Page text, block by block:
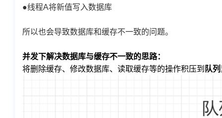
●线程A将新值写入数据库
所以也会导致数据库和缓存不一致的问题。
并发下解决数据库与缓存不一致的思路：
将删除缓存、修改数据库、读取缓存等的操作积压到 队列